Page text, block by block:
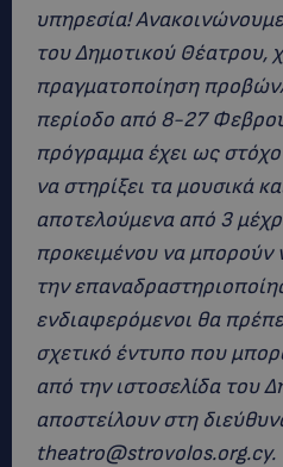
υπηρεσία!
του Δημοτικού Θέατρου,
πραγματοποίηση
περίοδο από 8-27
πρόγραμμα έχει ως
να στηρίξει τα μουσικά
αποτελούμενα από 3
προκειμένου να μπορούν
την
ενδιαφερόμενοι θα
σχετικό έντυπο που
από την ιστοσελίδα του
αποστείλουν στη
theatro@strovolos.org.cy.